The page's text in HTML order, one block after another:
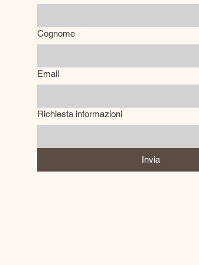
Cognome
Email
Richiesta informazioni
Invia